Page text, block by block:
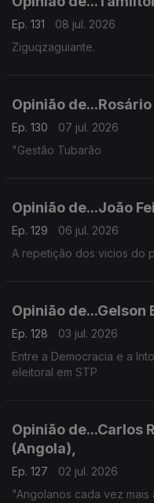
Ep. 131
08 jul. 2026
Ziguqzaguiante.
Opinião de...Rosário
Ep. 130
07 jul. 2026
"Gestão Tubarão
Opinião de...João
Ep. 129
06 jul. 2026
A repetição dos vicios do
Opinião de...Gelson
Ep. 128
03 jul. 2026
Entre a Democracia e a
eleitoral em STP
Opinião de...Carlos
(Angola),
Ep. 127
02 jul. 2026
"Angolanos cada vez mais